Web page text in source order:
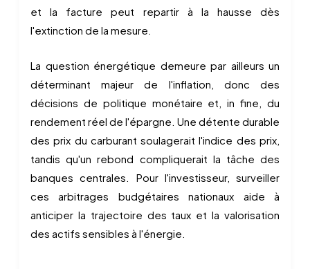
et la facture peut repartir à la hausse dès
l'extinction de la mesure.
La question énergétique demeure par ailleurs un
déterminant majeur de l'inflation, donc des
décisions de politique monétaire et, in fine, du
rendement réel de l'épargne. Une détente durable
des prix du carburant soulagerait l'indice des prix,
tandis qu'un rebond compliquerait la tâche des
banques centrales. Pour l'investisseur, surveiller
ces arbitrages budgétaires nationaux aide à
anticiper la trajectoire des taux et la valorisation
des actifs sensibles à l'énergie.